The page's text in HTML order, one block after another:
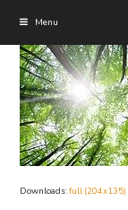
Menu
Downloads:full (204x135)